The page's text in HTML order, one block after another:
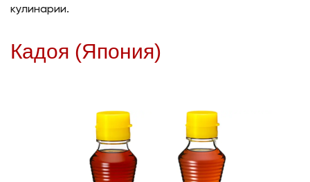
кулинарии.
Кадоя (Япония)